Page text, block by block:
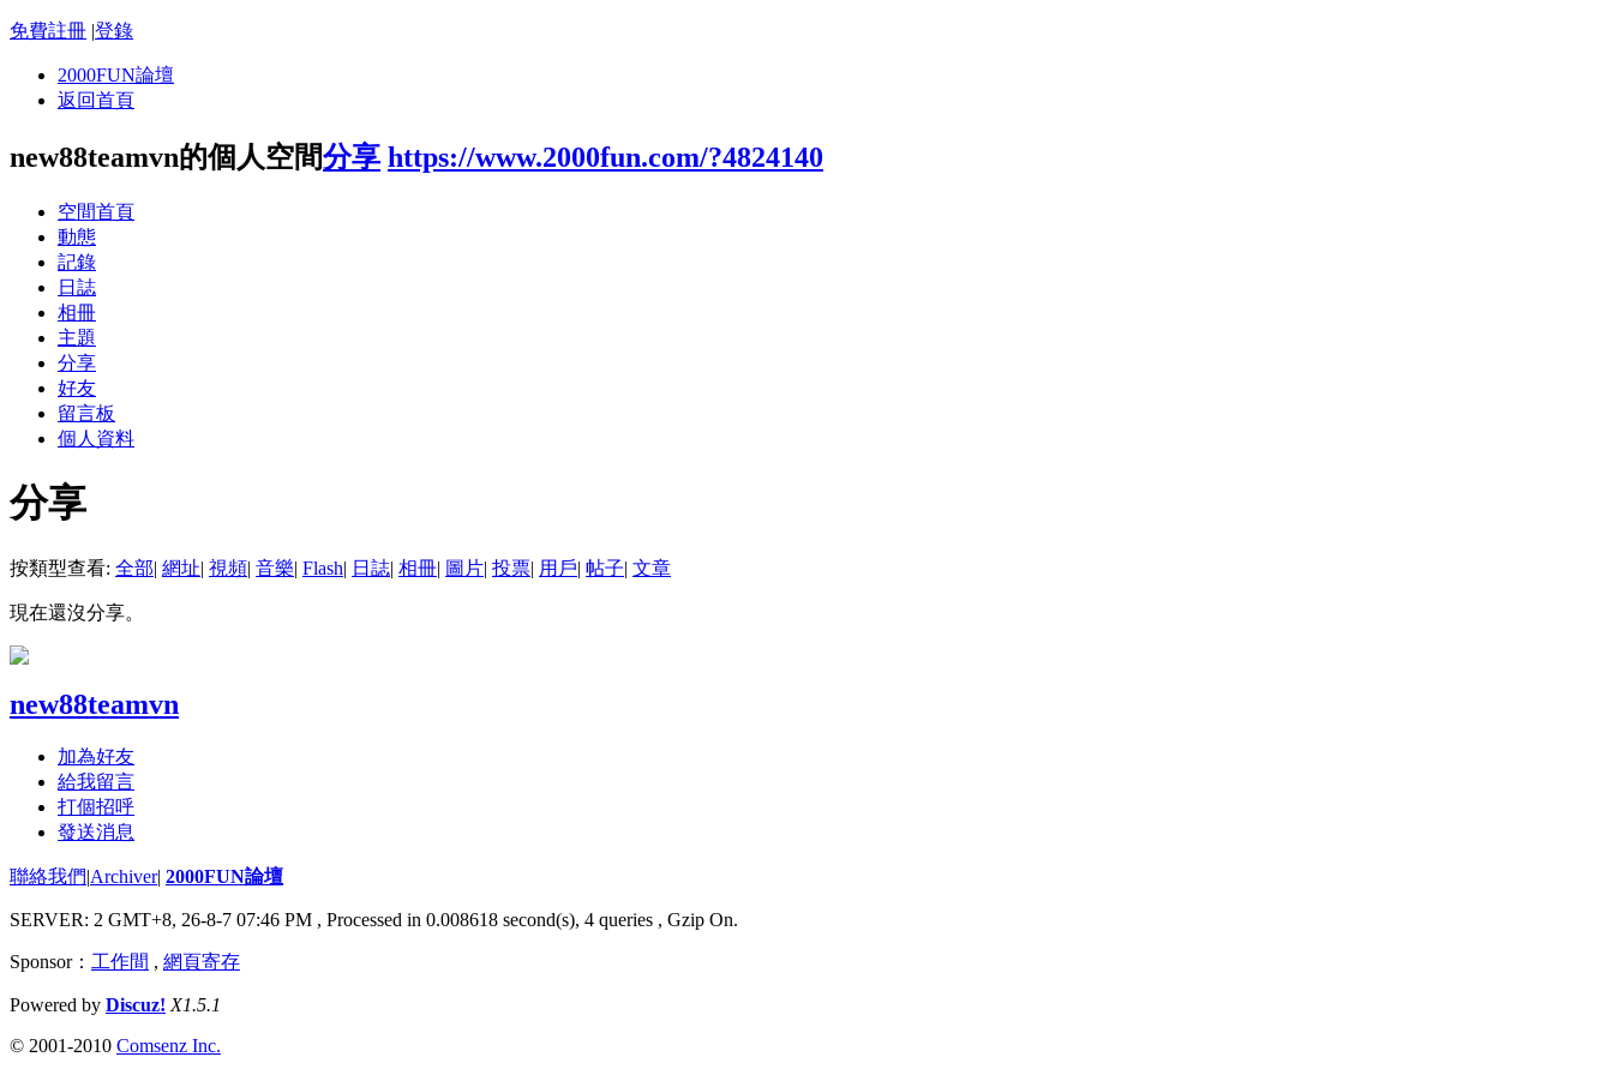
免費註冊 |登錄
2000FUN論壇
返回首頁
new88teamvn的個人空間分享 https://www.2000fun.com/?4824140
空間首頁
動態
記錄
日誌
相冊
主題
分享
好友
留言板
個人資料
分享
按類型查看: 全部| 網址| 視頻| 音樂| Flash| 日誌| 相冊| 圖片| 投票| 用戶| 帖子| 文章
現在還沒分享。
new88teamvn
加為好友
給我留言
打個招呼
發送消息
聯絡我們|Archiver| 2000FUN論壇
SERVER: 2 GMT+8, 26-8-7 07:46 PM , Processed in 0.008618 second(s), 4 queries , Gzip On.
Sponsor： 工作間 , 網頁寄存
Powered by Discuz! X1.5.1
© 2001-2010 Comsenz Inc.